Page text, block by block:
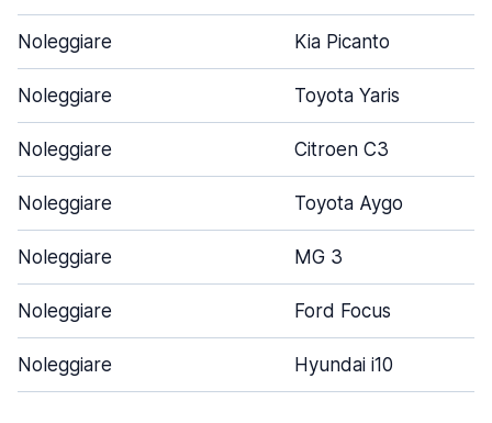
Noleggiare Kia Picanto
Noleggiare Toyota Yaris
Noleggiare Citroen C3
Noleggiare Toyota Aygo
Noleggiare MG 3
Noleggiare Ford Focus
Noleggiare Hyundai i10